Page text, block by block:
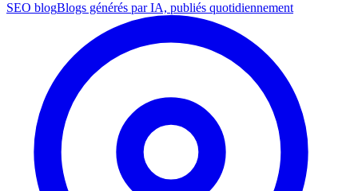
SEO blogBlogs générés par IA, publiés quotidiennement